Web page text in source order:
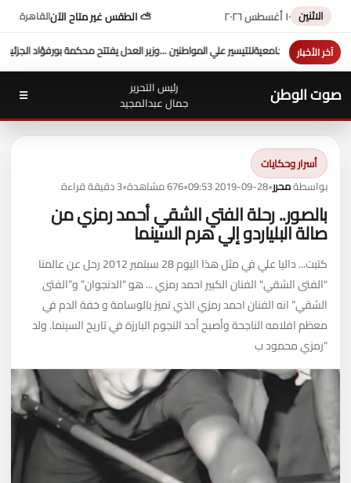
الاثنين ١٠ أغسطس ٢٠٢٦ ⛅ الطقس غير متاح الآنالقاهرة
آخر الأخبار
السيطرة الكاملة علىد. طه محمد أبو الشيخ يكتب : أداء وزارة العدلبورفؤاد الجزئية
صوت الوطن
رئيس التحرير
جمال عبدالمجيد
☰
أسرار وحكايات
بواسطةمحرر•
2019-09-28 09:53
•676 مشاهدة •3 دقيقة قراءة
بالصور.. رحلة الفتي الشقي أحمد رمزي من
صالة البلياردو إلي هرم السينما
كتبت... داليا علي في مثل هذا اليوم 28 سبتمبر 2012 رحل عن عالمنا
"الفتى الشقي" الفنان الكبير احمد رمزي ... هو “الدنجوان” و”الفتى
الشقي” انه الفنان احمد رمزي الذي تميز بالوسامة و خفة الدم في
معظم افلامه الناجحة وأصبح أحد النجوم البارزة في تاريخ السينما. ولد
“رمزي محمود ب